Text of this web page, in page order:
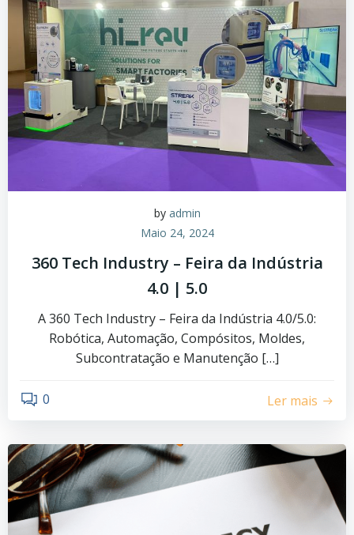
by admin
Maio 24, 2024
360 Tech Industry – Feira da Indústria
4.0 | 5.0
A 360 Tech Industry – Feira da Indústria 4.0/5.0:
Robótica, Automação, Compósitos, Moldes,
Subcontratação e Manutenção […]
0 Ler mais